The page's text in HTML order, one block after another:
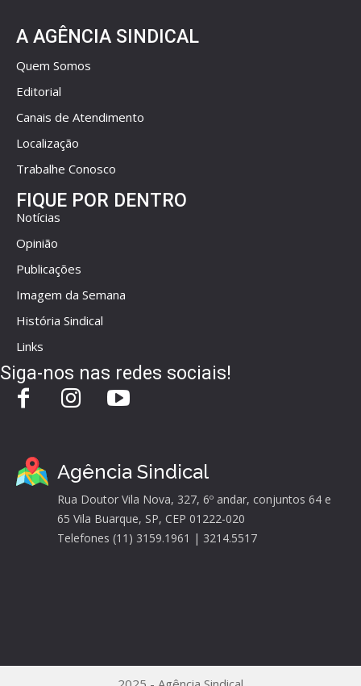
A AGÊNCIA SINDICAL
Quem Somos
Editorial
Canais de Atendimento
Localização
Trabalhe Conosco
FIQUE POR DENTRO
Notícias
Opinião
Publicações
Imagem da Semana
História Sindical
Links
Siga-nos nas redes sociais!
Agência Sindical
Rua Doutor Vila Nova, 327, 6º andar, conjuntos 64 e
65 Vila Buarque, SP, CEP 01222-020
Telefones (11) 3159.1961 | 3214.5517